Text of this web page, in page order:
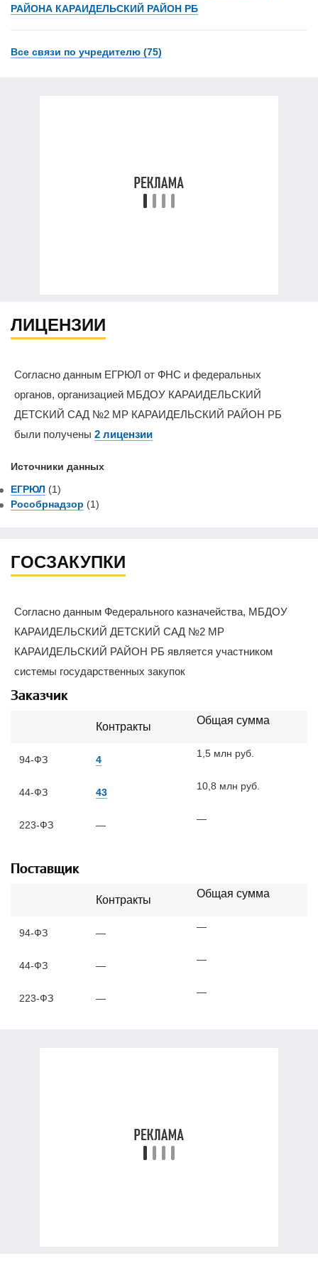
РАЙОНА КАРАИДЕЛЬСКИЙ РАЙОН РБ
Все связи по учредителю (75)
ЛИЦЕНЗИИ
Согласно данным ЕГРЮЛ от ФНС и федеральных
органов, организацией МБДОУ КАРАИДЕЛЬСКИЙ
ДЕТСКИЙ САД №2 МР КАРАИДЕЛЬСКИЙ РАЙОН РБ
были получены 2 лицензии
Источники данных
ЕГРЮЛ (1)
Рособрнадзор (1)
ГОСЗАКУПКИ
Согласно данным Федерального казначейства, МБДОУ
КАРАИДЕЛЬСКИЙ ДЕТСКИЙ САД №2 МР
КАРАИДЕЛЬСКИЙ РАЙОН РБ является участником
системы государственных закупок
Заказчик
Контракты
Общая сумма
94-ФЗ 4
1,5 млн руб.
44-ФЗ 43
10,8 млн руб.
223-ФЗ —
—
Поставщик
Контракты
Общая сумма
94-ФЗ —
—
44-ФЗ —
—
223-ФЗ —
—